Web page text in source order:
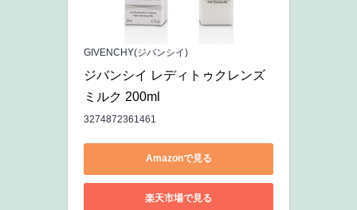
GIVENCHY(ジバンシイ)
ジバンシイ レディトゥクレンズ
ミルク 200ml
3274872361461
Amazonで見る
楽天市場で見る